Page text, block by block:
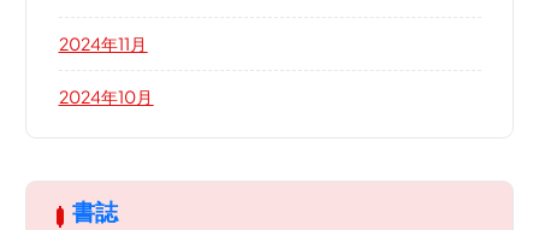
2024年11月
2024年10月
書誌